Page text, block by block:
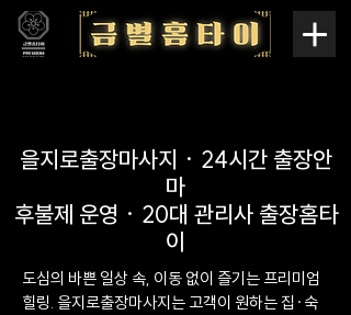
을지로출장마사지 · 24시간 출장안
마
후불제 운영 · 20대 관리사 출장홈타
이
도심의 바쁜 일상 속, 이동 없이 즐기는 프리미엄
힐링. 을지로출장마사지는 고객이 원하는 집·숙